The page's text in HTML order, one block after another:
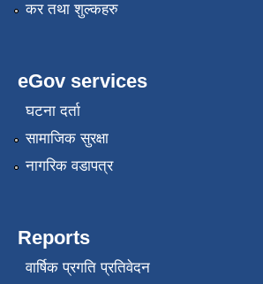
कर तथा शुल्कहरु
eGov services
घटना दर्ता
सामाजिक सुरक्षा
नागरिक वडापत्र
Reports
वार्षिक प्रगति प्रतिवेदन